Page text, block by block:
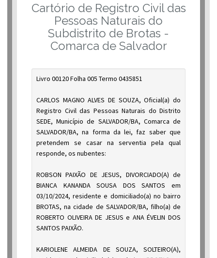
Cartório de Registro Civil das
Pessoas Naturais do
Subdistrito de Brotas -
Comarca de Salvador
Livro 00120 Folha 005 Termo 0435851
CARLOS MAGNO ALVES DE SOUZA, Oficial(a) do
Registro Civil das Pessoas Naturais do Distrito
SEDE, Município de SALVADOR/BA, Comarca de
SALVADOR/BA, na forma da lei, faz saber que
pretendem se casar na serventia pela qual
responde, os nubentes:
ROBSON PAIXÃO DE JESUS, DIVORCIADO(A) de
BIANCA KANANDA SOUSA DOS SANTOS em
03/10/2024, residente e domiciliado(a) no bairro
BROTAS, na cidade de SALVADOR/BA, filho(a) de
ROBERTO OLIVEIRA DE JESUS e ANA ÉVELIN DOS
SANTOS PAIXÃO.
KARIOLENE ALMEIDA DE SOUZA, SOLTEIRO(A),